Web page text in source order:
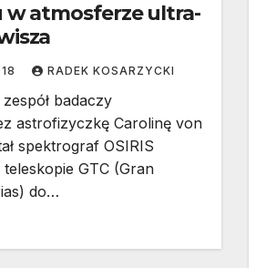
w atmosferze ultra-
RADEK KOSARZYCKI
badaczy
astrofizyczkę Carolinę von
spektrograf OSIRIS
GTC (Gran
do…